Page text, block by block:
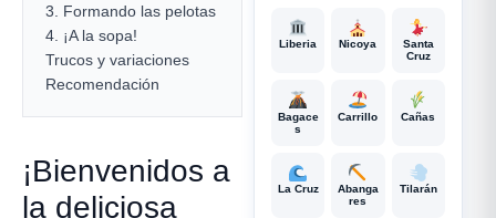
3. Formando las pelotas
4. ¡A la sopa!
Trucos y variaciones
Recomendación
¡Bienvenidos a
la deliciosa
Liberia Nicoya
Santa
Cruz
Bagace
s
Carrillo Cañas
La Cruz
Abanga
res
Tilarán